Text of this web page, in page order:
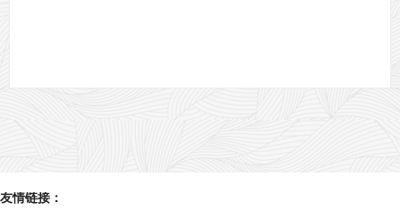
友情链接：